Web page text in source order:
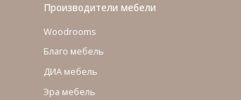
Производители мебели
Woodrooms
Благо мебель
ДИА мебель
Эра мебель